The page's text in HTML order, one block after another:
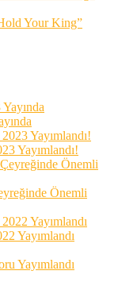
Your King”
Yayımlandı!
Önemli
Yayımlandı
Yayımlandı